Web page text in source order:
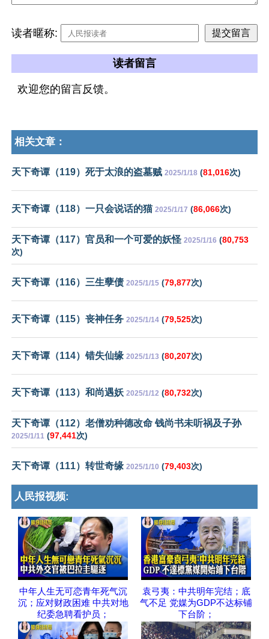
读者暱称:
读者留言
欢迎您的留言反馈。
相关文章：
天下奇谭（119）死于太浪的盗墓贼 2025/1/18 (81,016次)
天下奇谭（118）一只会说话的猫 2025/1/17 (86,066次)
天下奇谭（117）官员和一个可爱的妖怪 2025/1/16 (80,753
次)
天下奇谭（116）三生孽债 2025/1/15 (79,877次)
天下奇谭（115）丧神任务 2025/1/14 (79,525次)
天下奇谭（114）错失仙缘 2025/1/13 (80,207次)
天下奇谭（113）和尚遇妖 2025/1/12 (80,732次)
天下奇谭（112）老僧劝种德改命 钱尚书未听祸及子孙
2025/1/11 (97,441次)
天下奇谭（111）转世奇缘 2025/1/10 (79,403次)
人民报视频:
中年人生无可恋青年死气沉
沉；应对财政困难 中共对地
纪委急聘看护员；
袁弓夷：中共明年完结；底
气不足 党媒为GDP不达标铺
下台阶；